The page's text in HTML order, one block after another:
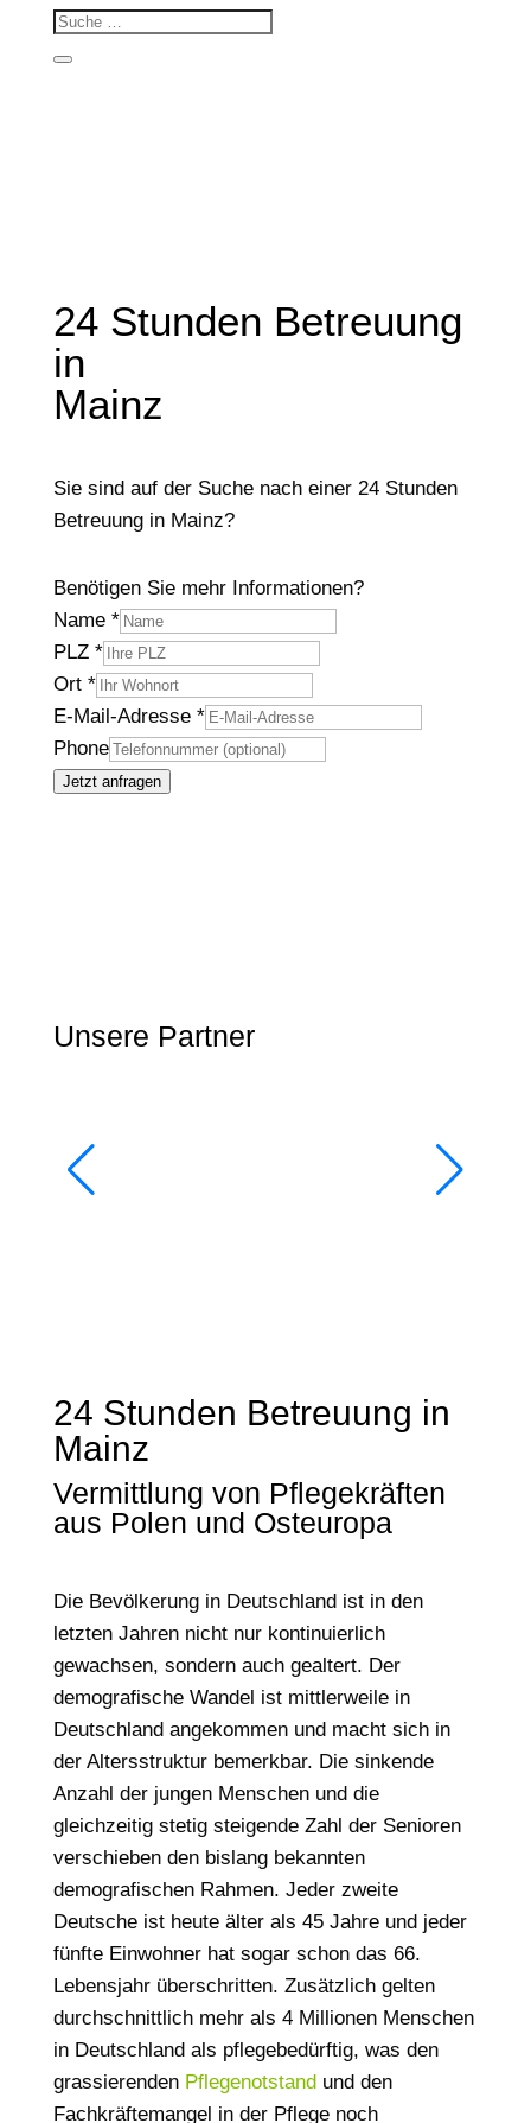
24 Stunden Betreuung
in
Mainz
Sie sind auf der Suche nach einer 24 Stunden
Betreuung in Mainz?
Benötigen Sie mehr Informationen?
Name *
PLZ *
Ort *
E-Mail-Adresse *
Phone
Jetzt anfragen
Unsere Partner
24 Stunden Betreuung in
Mainz
Vermittlung von Pflegekräften
aus Polen und Osteuropa
Die Bevölkerung in Deutschland ist in den
letzten Jahren nicht nur kontinuierlich
gewachsen, sondern auch gealtert. Der
demografische Wandel ist mittlerweile in
Deutschland angekommen und macht sich in
der Altersstruktur bemerkbar. Die sinkende
Anzahl der jungen Menschen und die
gleichzeitig stetig steigende Zahl der Senioren
verschieben den bislang bekannten
demografischen Rahmen. Jeder zweite
Deutsche ist heute älter als 45 Jahre und jeder
fünfte Einwohner hat sogar schon das 66.
Lebensjahr überschritten. Zusätzlich gelten
durchschnittlich mehr als 4 Millionen Menschen
in Deutschland als pflegebedürftig, was den
grassierenden Pflegenotstand und den
Fachkräftemangel in der Pflege noch